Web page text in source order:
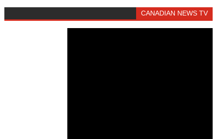
CANADIAN NEWS TV